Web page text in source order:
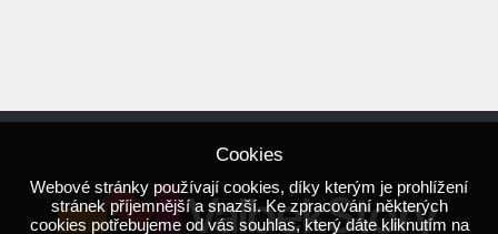
Cookies
Webové stránky používají cookies, díky kterým je prohlížení
stránek příjemnější a snazší. Ke zpracování některých
cookies potřebujeme od vás souhlas, který dáte kliknutím na